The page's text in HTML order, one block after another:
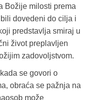
Božije milosti prema
dovedeni do cilja i
predstavlja smiraj u
život preplavljen
zadovoljstvom.
se govori o
obraća se pažnja na
može